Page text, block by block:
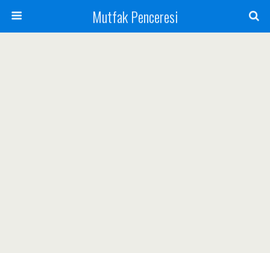
Mutfak Penceresi